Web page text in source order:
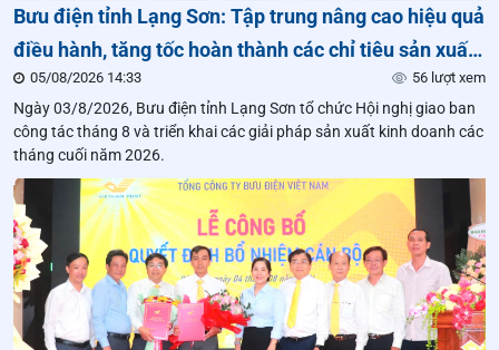
Bưu điện tỉnh Lạng Sơn: Tập trung nâng cao hiệu quả
điều hành, tăng tốc hoàn thành các chỉ tiêu sản xuất
kinh doanh năm 2026
05/08/2026 14:33 56 lượt xem
Ngày 03/8/2026, Bưu điện tỉnh Lạng Sơn tổ chức Hội nghị giao ban
công tác tháng 8 và triển khai các giải pháp sản xuất kinh doanh các
tháng cuối năm 2026.